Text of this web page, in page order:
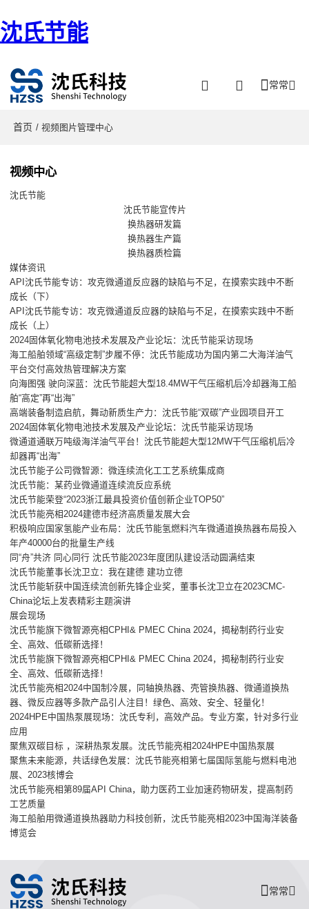
沈氏节能
常常
首页 / 视频图片管理中心
视频中心
沈氏节能
沈氏节能宣传片
换热器研发篇
换热器生产篇
换热器质检篇
媒体资讯
API沈氏节能专访：攻克微通道反应器的缺陷与不足，在摸索实践中不断
成长（下）
API沈氏节能专访：攻克微通道反应器的缺陷与不足，在摸索实践中不断
成长（上）
2024固体氧化物电池技术发展及产业论坛：沈氏节能采访现场
海工船舶领域“高级定制”步履不停：沈氏节能成功为国内第二大海洋油气
平台交付高效热管理解决方案
向海图强 驶向深蓝：沈氏节能超大型18.4MW干气压缩机后冷却器海工船
舶“高定”再“出海”
高端装备制造启航，舞动新质生产力：沈氏节能“双碳”产业园项目开工
2024固体氧化物电池技术发展及产业论坛：沈氏节能采访现场
微通道通联万吨级海洋油气平台！沈氏节能超大型12MW干气压缩机后冷
却器再“出海”
沈氏节能子公司微智源：微连续流化工工艺系统集成商
沈氏节能：某药业微通道连续流反应系统
沈氏节能荣登“2023浙江最具投资价值创新企业TOP50”
沈氏节能亮相2024建德市经济高质量发展大会
积极响应国家氢能产业布局：沈氏节能氢燃料汽车微通道换热器布局投入
年产40000台的批量生产线
同“舟”共济 同心同行 沈氏节能2023年度团队建设活动圆满结束
沈氏节能董事长沈卫立：我在建德 建功立德
沈氏节能斩获中国连续流创新先锋企业奖，董事长沈卫立在2023CMC-
China论坛上发表精彩主题演讲
展会现场
沈氏节能旗下微智源亮相CPHI& PMEC China 2024，揭秘制药行业安
全、高效、低碳新选择！
沈氏节能旗下微智源亮相CPHI& PMEC China 2024，揭秘制药行业安
全、高效、低碳新选择！
沈氏节能亮相2024中国制冷展，同轴换热器、壳管换热器、微通道换热
器、微反应器等多款产品引人注目！绿色、高效、安全、轻量化！
2024HPE中国热泵展现场：沈氏专利，高效产品。专业方案，针对多行业
应用
聚焦双碳目标 ，深耕热泵发展。沈氏节能亮相2024HPE中国热泵展
聚焦未来能源，共话绿色发展：沈氏节能亮相第七届国际氢能与燃料电池
展、2023核博会
沈氏节能亮相第89届API China，助力医药工业加速药物研发，提高制药
工艺质量
海工船舶用微通道换热器助力科技创新，沈氏节能亮相2023中国海洋装备
博览会
常常